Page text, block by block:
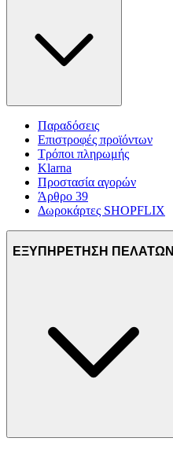
Παραδόσεις
Επιστροφές προϊόντων
Τρόποι πληρωμής
Klarna
Προστασία αγορών
Άρθρο 39
Δωροκάρτες SHOPFLIX
ΕΞΥΠΗΡΕΤΗΣΗ ΠΕΛΑΤΩΝ